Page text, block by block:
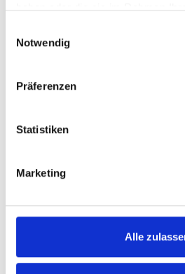
haben oder die sie im Rahmen
Notwendig
Präferenzen
Statistiken
Marketing
Alle